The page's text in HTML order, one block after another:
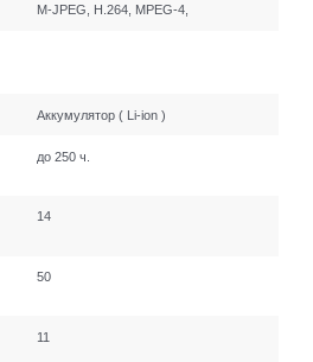
M-JPEG, H.264, MPEG-4,
Аккумулятор ( Li-ion )
до 250 ч.
14
50
11